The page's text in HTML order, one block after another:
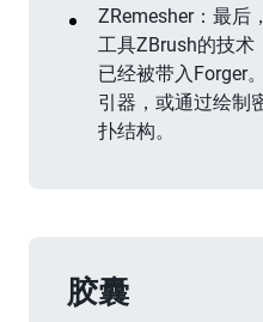
ZRemesher：最后
工具ZBrush的技术
已经被带入Forger
引器，或通过绘制
扑结构。
胶囊